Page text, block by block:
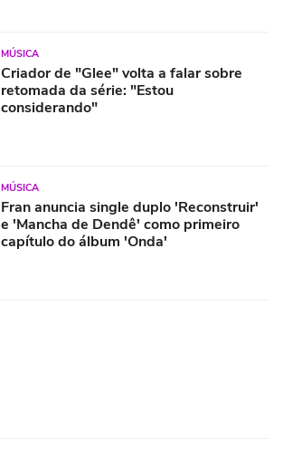
MÚSICA
Criador de "Glee" volta a falar sobre
retomada da série: "Estou
considerando"
MÚSICA
Fran anuncia single duplo 'Reconstruir'
e 'Mancha de Dendê' como primeiro
capítulo do álbum 'Onda'